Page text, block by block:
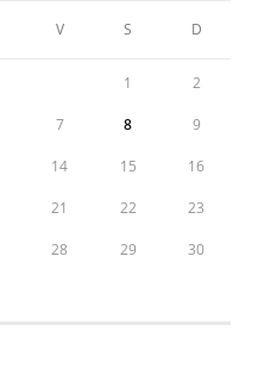
V S D
1 2
7 8 9
14 15 16
21 22 23
28 29 30